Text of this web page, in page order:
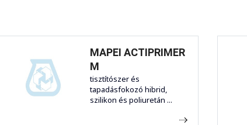
MAPEI ACTIPRIMER
M
tisztítószer és
tapadásfokozó hibrid,
szilikon és poliuretán ...